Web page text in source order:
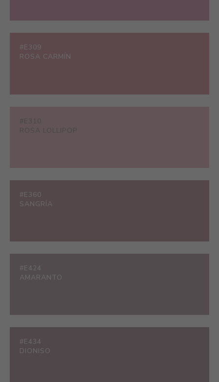
#E309
ROSA CARMÍN
#E310
ROSA LOLLIPOP
#E360
SANGRÍA
#E424
AMARANTO
#E434
DIONISO